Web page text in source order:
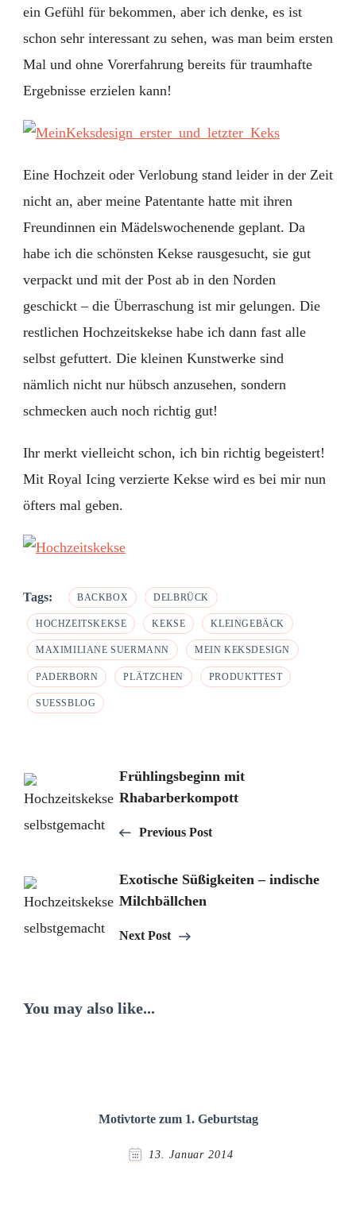
ein Gefühl für bekommen, aber ich denke, es ist
schon sehr interessant zu sehen, was man beim ersten
Mal und ohne Vorerfahrung bereits für traumhafte
Ergebnisse erzielen kann!
Eine Hochzeit oder Verlobung stand leider in der Zeit
nicht an, aber meine Patentante hatte mit ihren
Freundinnen ein Mädelswochenende geplant. Da
habe ich die schönsten Kekse rausgesucht, sie gut
verpackt und mit der Post ab in den Norden
geschickt – die Überraschung ist mir gelungen. Die
restlichen Hochzeitskekse habe ich dann fast alle
selbst gefuttert. Die kleinen Kunstwerke sind
nämlich nicht nur hübsch anzusehen, sondern
schmecken auch noch richtig gut!
Ihr merkt vielleicht schon, ich bin richtig begeistert!
Mit Royal Icing verzierte Kekse wird es bei mir nun
öfters mal geben.
Tags: BACKBOX DELBRÜCK
HOCHZEITSKEKSE KEKSE KLEINGEBÄCK
MAXIMILIANE SUERMANN MEIN KEKSDESIGN
PADERBORN PLÄTZCHEN PRODUKTTEST
SUESSBLOG
Post
Navigation
Frühlingsbeginn mit
Rhabarberkompott
Previous Post
Exotische Süßigkeiten – indische
Milchbällchen
Next Post
You may also like...
Motivtorte zum 1. Geburtstag
13. Januar 2014